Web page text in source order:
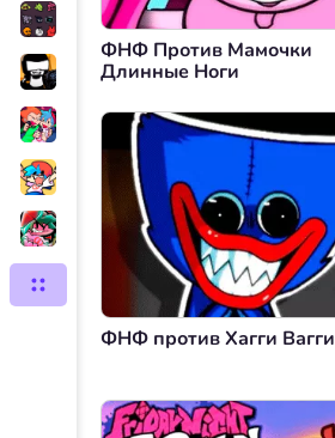
ФНФ Против Мамочки
Длинные Ноги
ФНФ против Хагги Вагги